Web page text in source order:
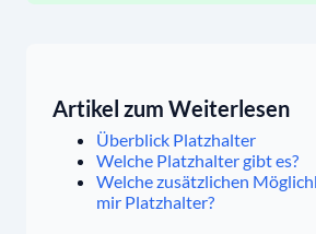
Artikel zum Weiterlesen
Überblick Platzhalter
Welche Platzhalter gibt es?
Welche zusätzlichen
mir Platzhalter?